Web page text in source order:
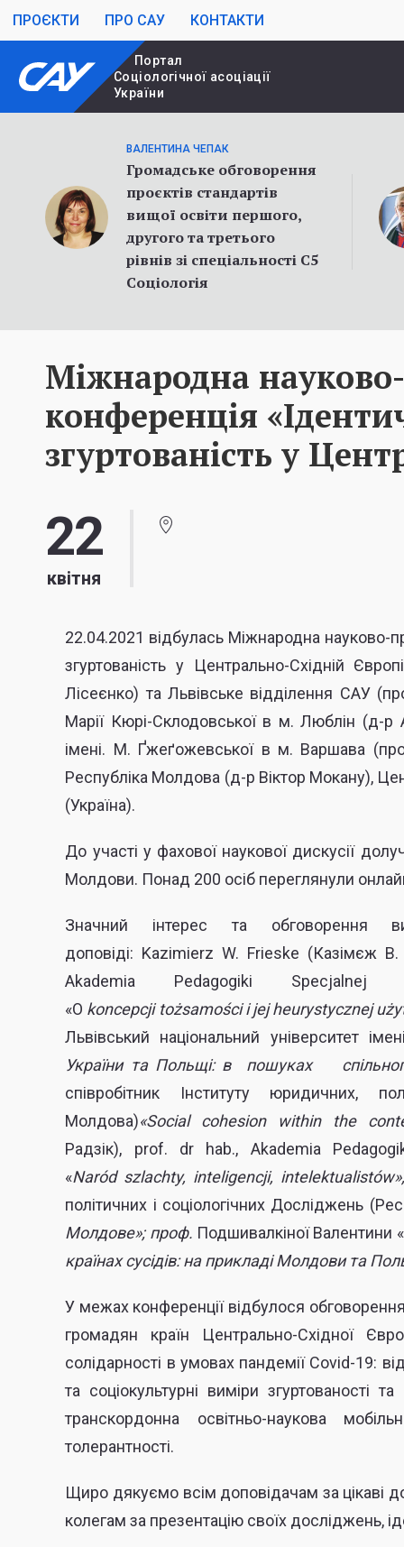
ПРОЄКТИ ПРО САУ КОНТАКТИ
Портал
Cоціологічної асоціації
України
ВАЛЕНТИНА ЧЕПАК
Громадське обговорення
проєктів стандартів
вищої освіти першого,
другого та третього
рівнів зі спеціальності С5
Соціологія
Міжнародна
конференція
згуртованість у
22
квітня
22.04.2021 відбулась Міжнародна науково-
згуртованість у Центрально-Східній
Лісеєнко) та Львівське відділення САУ
Марії Кюрі-Склодовської в м. Люблін (д-р
імені. М. Ґжеґожевської в м. Варшава
Республіка Молдова (д-р Віктор Мокану),
(Україна).
До участі у фахової наукової дискусії
Молдови. Понад 200 осіб переглянули
Значний інтерес та обговорення
доповіді: Kazimierz W. Frieske (Казімєж В.
Akademia Pedagogiki
«O koncepcji tożsamości i jej heurystycznej uż
Львівський національний університет
України та Польщі: в пошуках
співробітник Інституту юридичних,
Молдова)«Social cohesion within the
Радзік),
prof. dr hab.,
Akademia
«Naród szlachty, inteligencji, intelektualistów
політичних і соціологічних Досліджень
Молдове»; проф. Подшивалкіної Валентини «
країнах сусідів: на прикладі Молдови та
У межах конференції відбулося обговорення
громадян країн Центрально-Східної
солідарності в умовах пандемії Covid-19:
та соціокультурні виміри згуртованості
транскордонна освітньо-наукова
толерантності.
Щиро дякуємо всім доповідачам за цікаві
колегам за презентацію своїх досліджень,